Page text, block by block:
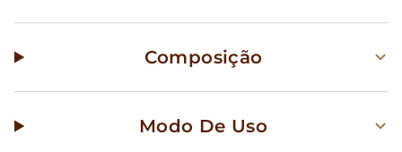
Composição
Modo De Uso